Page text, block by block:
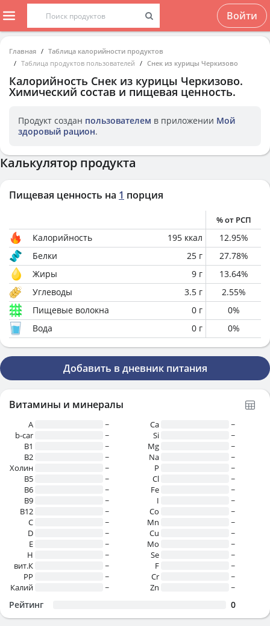
Войти
Главная
Таблица калорийности продуктов
Таблица продуктов пользователей
Снек из курицы Черкизово
Калорийность Снек из курицы Черкизово.
Химический состав и пищевая ценность.
Продукт создан пользователем в приложении Мой
здоровый рацион.
Калькулятор продукта
Пищевая ценность на 1 порция
% от РСП
Калорийность 195 ккал 12.95%
Белки
25 г 27.78%
Жиры
9 г 13.64%
Углеводы
3.5 г 2.55%
Пищевые волокна
0 г 0%
Вода
0 г 0%
Добавить в дневник питания
Витамины и минералы
A
~
b-car
~
В1
~
B2
~
Холин
~
B5
~
B6
~
B9
~
B12
~
C
~
D
~
E
~
H
~
вит.К
~
PP
~
Калий
~
Ca
~
Si
~
Mg
~
Na
~
P
~
Cl
~
Fe
~
I
~
Co
~
Mn
~
Cu
~
Mo
~
Se
~
F
~
Cr
~
Zn
~
Рейтинг 0